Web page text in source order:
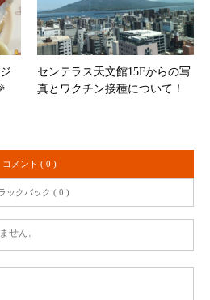
センテラス天文館15Fからの写
真とワクチン接種について！
コメント ( 0 )
ックバック ( 0 )
せん。